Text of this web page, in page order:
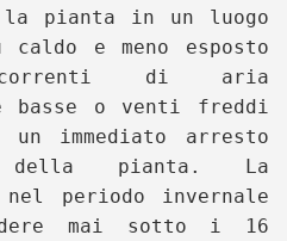
la pianta in un luogo
e meno esposto
di aria
basse o venti freddi
un immediato arresto
della pianta. La
nel periodo invernale
mai sotto i 16